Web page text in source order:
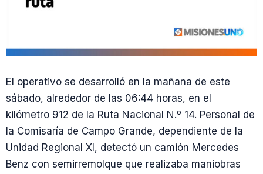
El operativo se desarrolló en la mañana de este
sábado, alrededor de las 06:44 horas, en el
kilómetro 912 de la Ruta Nacional N.º 14. Personal de
la Comisaría de Campo Grande, dependiente de la
Unidad Regional XI, detectó un camión Mercedes
Benz con semirremolque que realizaba maniobras